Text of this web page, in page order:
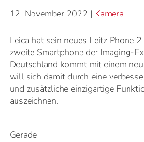
12. November 2022 | Kamera
Leica hat sein neues Leitz Phone
zweite Smartphone der Imaging-
Deutschland kommt mit einem
will sich damit durch eine
und zusätzliche einzigartige
auszeichnen.
Gerade